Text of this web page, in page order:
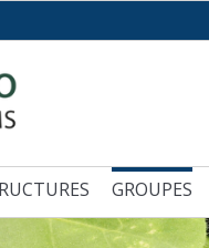
GROUPES